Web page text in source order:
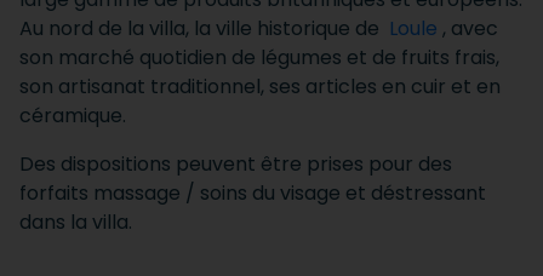
Au nord de la villa, la ville historique de Loule , avec
son marché quotidien de légumes et de fruits frais,
son artisanat traditionnel, ses articles en cuir et en
céramique.
Des dispositions peuvent être prises pour des
forfaits massage / soins du visage et déstressant
dans la villa.